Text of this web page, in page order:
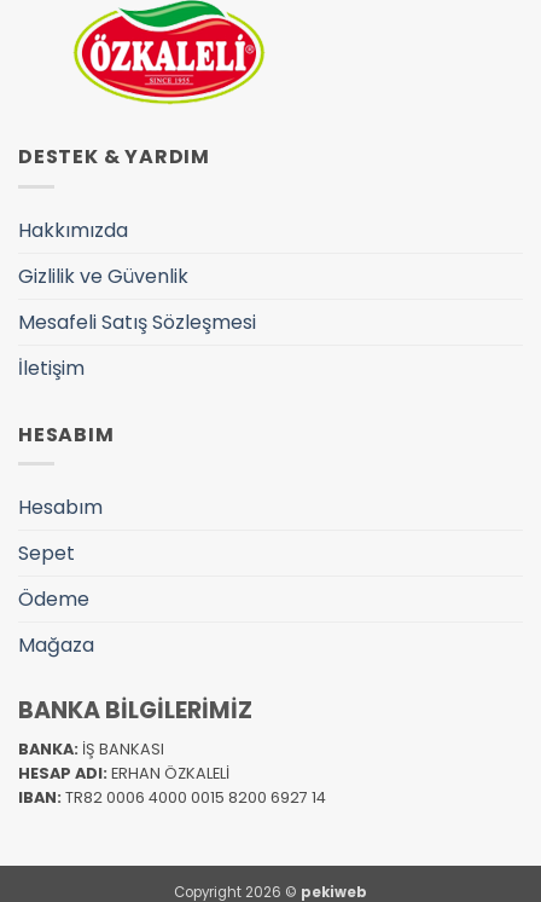
DESTEK & YARDIM
Hakkımızda
Gizlilik ve Güvenlik
Mesafeli Satış Sözleşmesi
İletişim
HESABIM
Hesabım
Sepet
Ödeme
Mağaza
BANKA BİLGİLERİMİZ
BANKA: İŞ BANKASI
HESAP ADI: ERHAN ÖZKALELİ
IBAN: TR82 0006 4000 0015 8200 6927 14
Copyright 2026 © pekiweb